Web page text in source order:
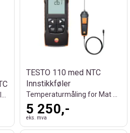
og robust temperaturluftføler PT100
TESTO 110 med NTC
Innstikkføler
5 250,-
eks. mva